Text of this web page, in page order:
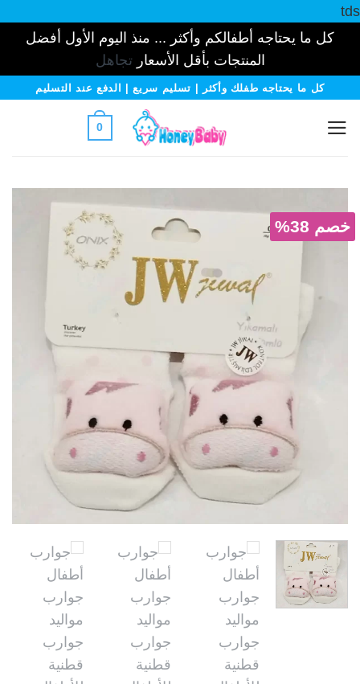
tds
كل ما يحتاجه أطفالكم وأكثر ... منذ اليوم الأول أفضل
المنتجات بأقل الأسعارتجاهل
تخطيكل ما يحتاجه طفلك وأكثر | تسليم سريع | الدفع عند التسليم
0
خصم 38%